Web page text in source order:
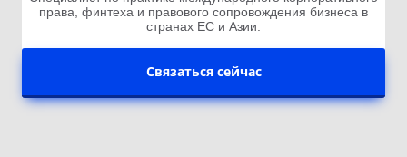
права, финтеха и правового сопровождения бизнеса в
странах ЕС и Азии.
Связаться сейчас